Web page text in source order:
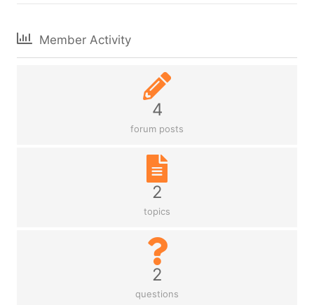
Member Activity
4
forum posts
2
topics
2
questions